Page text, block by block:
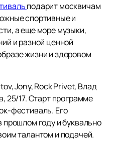
подарит москвичам
спортивные и
а еще море музыки,
и разной ценной
жизни и здоровом
Jony, Rock Privet, Влад
25/17. Старт программе
фестиваль. Его
прошлом году и буквально
талантом и подачей.